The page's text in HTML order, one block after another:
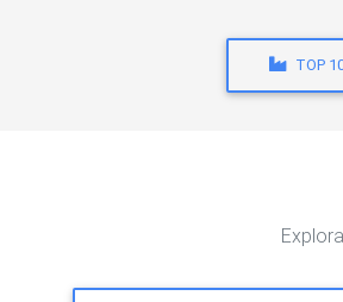
TOP